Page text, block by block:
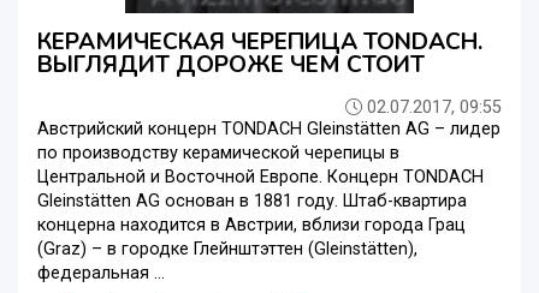
КЕРАМИЧЕСКАЯ ЧЕРЕПИЦА TONDACH.
ВЫГЛЯДИТ ДОРОЖЕ ЧЕМ СТОИТ
02.07.2017, 09:55
Австрийский концерн TONDACH Gleinstätten AG – лидер
по производству керамической черепицы в
Центральной и Восточной Европе. Концерн TONDACH
Gleinstätten AG основан в 1881 году. Штаб-квартира
концерна находится в Австрии, вблизи города Грац
(Graz) – в городке Глeйнштэттен (Gleinstätten),
федеральная ...